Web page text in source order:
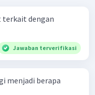
terkait dengan
Jawaban terverifikasi
menjadi berapa